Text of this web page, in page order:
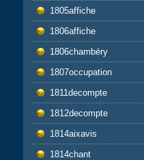
1805affiche
1806affiche
1806chambéry
1807occupation
1811decompte
1812decompte
1814aixavis
1814chant